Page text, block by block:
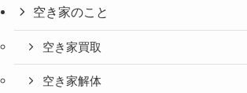
空き家のこと
空き家買取
空き家解体